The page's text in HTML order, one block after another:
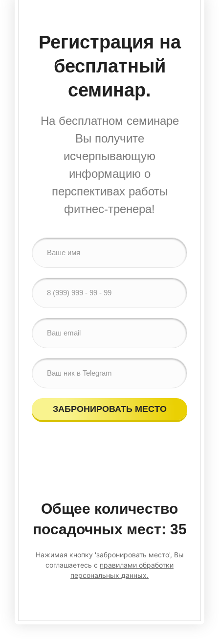
Регистрация на
бесплатный
семинар.
На бесплатном семинаре
Вы получите
исчерпывающую
информацию о
перспективах работы
фитнес-тренера!
ЗАБРОНИРОВАТЬ МЕСТО
Общее количество
посадочных мест: 35
Нажимая кнопку 'забронировать место', Вы
соглашаетесь с правилами обработки
персональных данных.